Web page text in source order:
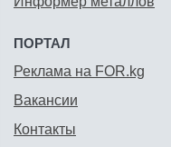
ПОРТАЛ
Реклама на FOR.kg
Вакансии
Контакты